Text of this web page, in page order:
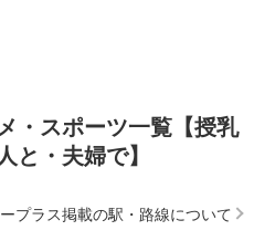
・スポーツ一覧【授乳
と・夫婦で】
プラス掲載の駅・路線について